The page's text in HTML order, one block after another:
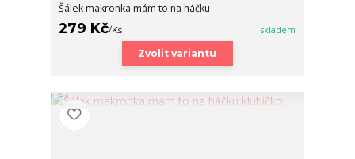
Šálek makronka mám to na háčku
279 Kč/Ks skladem
Zvolit variantu